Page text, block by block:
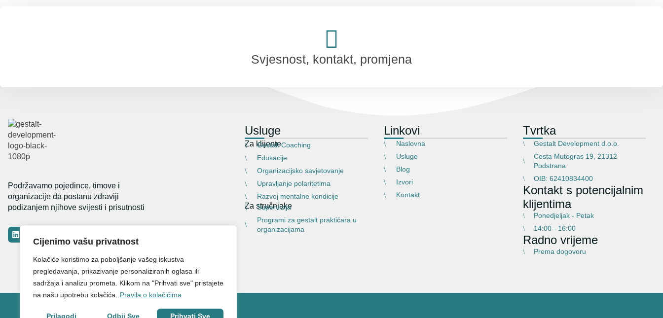
Cijenimo vašu privatnost
Kolačiće koristimo za poboljšanje vašeg iskustva
pregledavanja, prikazivanje personaliziranih oglasa ili
sadržaja i analizu prometa. Klikom na "Prihvati sve" pristajete
na našu upotrebu kolačića.
Pravila o kolačićima
Prilagodi Odbij Sve Prihvati Sve
Svjesnost, kontakt, promjena
Podržavamo pojedince, timove i
organizacije da postanu zdraviji
podizanjem njihove svijesti i prisutnosti
L
i
Usluge
Za klijente
Gestalt Coaching
Edukacije
Organizacijsko savjetovanje
Upravljanje polaritetima
Razvoj mentalne kondicije
Za stručnjake
Supervizija
Programi za gestalt praktičara u
organizacijama
Linkovi
Naslovna
Usluge
Blog
Izvori
Kontakt
Tvrtka
Gestalt Development d.o.o.
Cesta Mutogras 19, 21312
Podstrana
OIB: 62410834400
Kontakt s potencijalnim
klijentima
Ponedjeljak - Petak
14:00 - 16:00
Radno vrijeme
Prema dogovoru